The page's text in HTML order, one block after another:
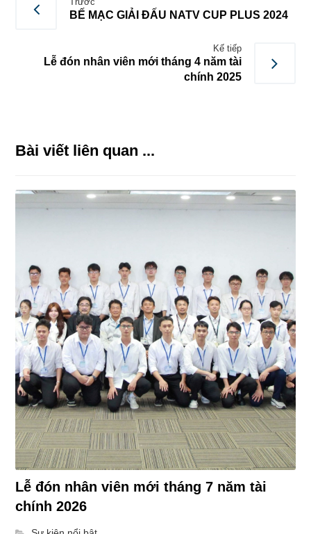
BẾ MẠC GIẢI ĐẤU NATV CUP PLUS 2024
Kế tiếp
Lễ đón nhân viên mới tháng 4 năm tài
chính 2025
Bài viết liên quan ...
Lễ đón nhân viên mới tháng 7 năm tài
chính 2026